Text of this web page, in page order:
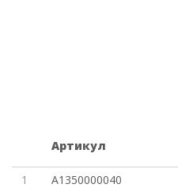
Артикул
1
A1350000040